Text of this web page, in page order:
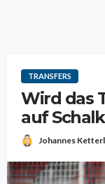
TRANSFERS
Wird das
auf
Johannes Ketterl